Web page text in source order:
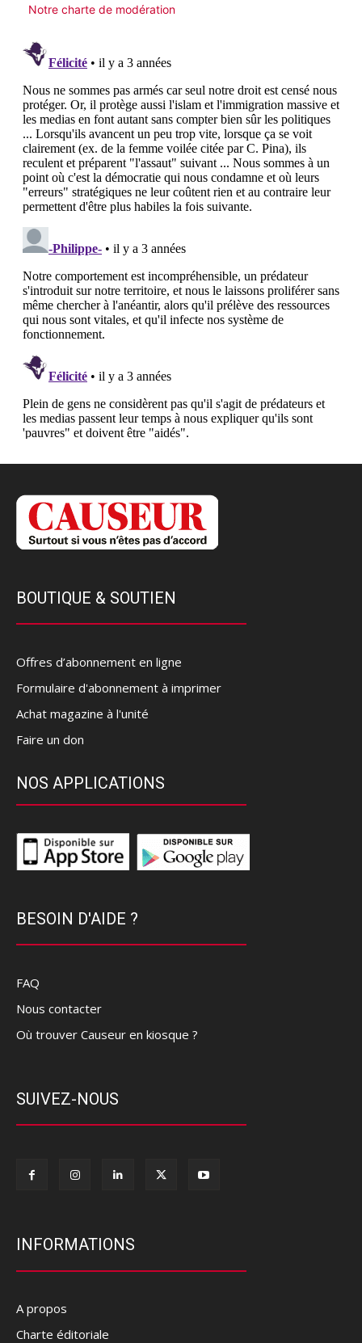
Notre charte de modération
BOUTIQUE & SOUTIEN
Offres d’abonnement en ligne
Formulaire d'abonnement à imprimer
Achat magazine à l'unité
Faire un don
NOS APPLICATIONS
BESOIN D'AIDE ?
FAQ
Nous contacter
Où trouver Causeur en kiosque ?
SUIVEZ-NOUS
INFORMATIONS
A propos
Charte éditoriale